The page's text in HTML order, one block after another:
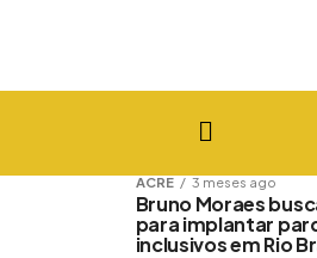
ACRE 3 meses ago
Bruno Moraes
para implantar
inclusivos em Rio